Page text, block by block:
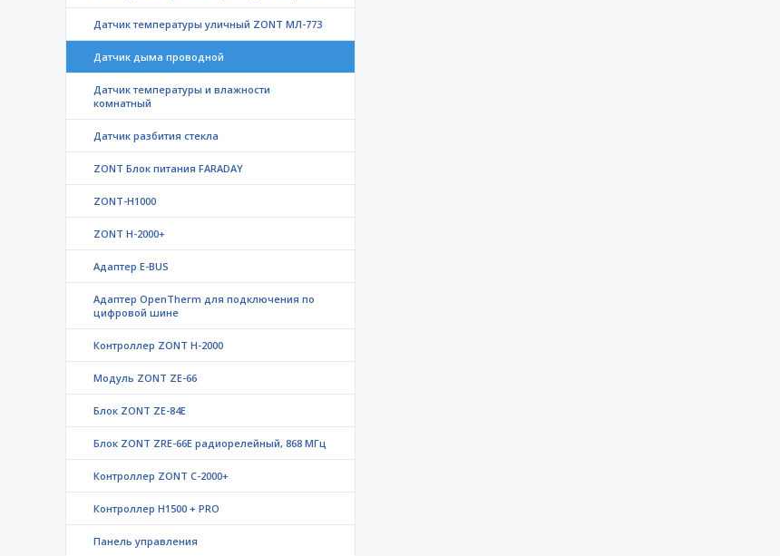
Датчик температуры уличный ZONT МЛ-773
Датчик дыма проводной
Датчик температуры и влажности
комнатный
Датчик разбития стекла
ZONT Блок питания FARADAY
ZONT-H1000
ZONT H-2000+
Адаптер E-BUS
Адаптер OpenTherm для подключения по
цифровой шине
Контроллер ZONT H-2000
Модуль ZONT ZE-66
Блок ZONT ZE-84E
Блок ZONT ZRE-66E радиорелейный, 868 МГц
Контроллер ZONT C-2000+
Контроллер Н1500 + PRO
Панель управления